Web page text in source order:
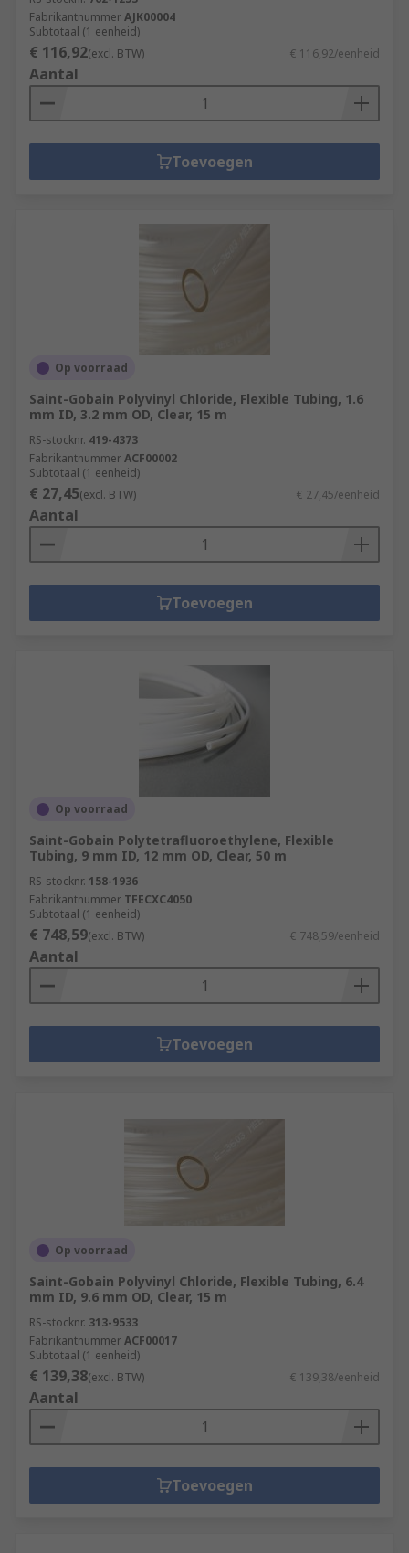
FabrikantnummerAJK00004
Subtotaal (1 eenheid)
€ 116,92(excl. BTW) € 116,92/eenheid
Aantal
Toevoegen
Op voorraad
Saint-Gobain Polyvinyl Chloride, Flexible Tubing, 1.6
mm ID, 3.2 mm OD, Clear, 15 m
RS-stocknr. 419-4373
FabrikantnummerACF00002
Subtotaal (1 eenheid)
€ 27,45(excl. BTW) € 27,45/eenheid
Aantal
Toevoegen
Op voorraad
Saint-Gobain Polytetrafluoroethylene, Flexible
Tubing, 9 mm ID, 12 mm OD, Clear, 50 m
RS-stocknr. 158-1936
Fabrikantnummer TFECXC4050
Subtotaal (1 eenheid)
€ 748,59(excl. BTW) € 748,59/eenheid
Aantal
Toevoegen
Op voorraad
Saint-Gobain Polyvinyl Chloride, Flexible Tubing, 6.4
mm ID, 9.6 mm OD, Clear, 15 m
RS-stocknr. 313-9533
FabrikantnummerACF00017
Subtotaal (1 eenheid)
€ 139,38(excl. BTW) € 139,38/eenheid
Aantal
Toevoegen